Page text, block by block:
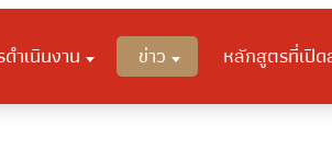
ดำเนินงาน ข่าว หลักสูตรที่เปิ